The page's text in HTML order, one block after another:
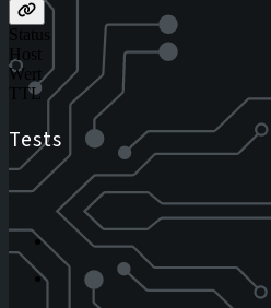
Status
Host
Wert
TTL
Tests